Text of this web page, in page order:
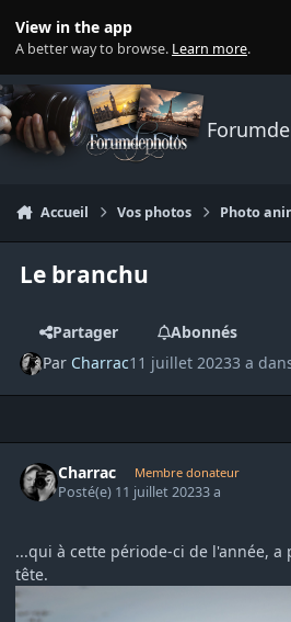
View in the app
A better way to browse. Learn more.
Accueil Vos photos Photo
Le branchu
Partager
Abonnés
Par Charrac11 juillet 20233 a
Charrac Membre donateur
Posté(e) 11 juillet 20233 a
...qui à cette période-ci de l'année, a
tête.